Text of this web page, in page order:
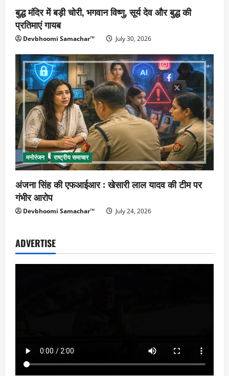
बुद्ध मंदिर में बड़ी चोरी, भगवान विष्णु, सूर्य देव और बुद्ध की
प्रतिमाएं गायब
Devbhoomi Samachar™ July 30, 2026
मनोरंजन राष्ट्रीय समाचार
अंजना सिंह की एफआईआर : खेसारी लाल यादव की टीम पर
गंभीर आरोप
Devbhoomi Samachar™ July 24, 2026
ADVERTISE